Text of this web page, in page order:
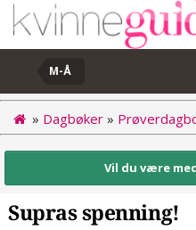
M-Å
» Dagbøker »
Vil du være
Supras spenning!